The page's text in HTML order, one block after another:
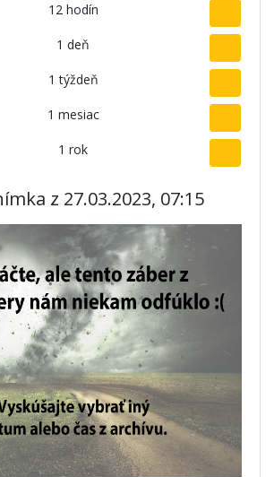
12 hodín
1 deň
1 týždeň
1 mesiac
1 rok
z 27.03.2023, 07:15